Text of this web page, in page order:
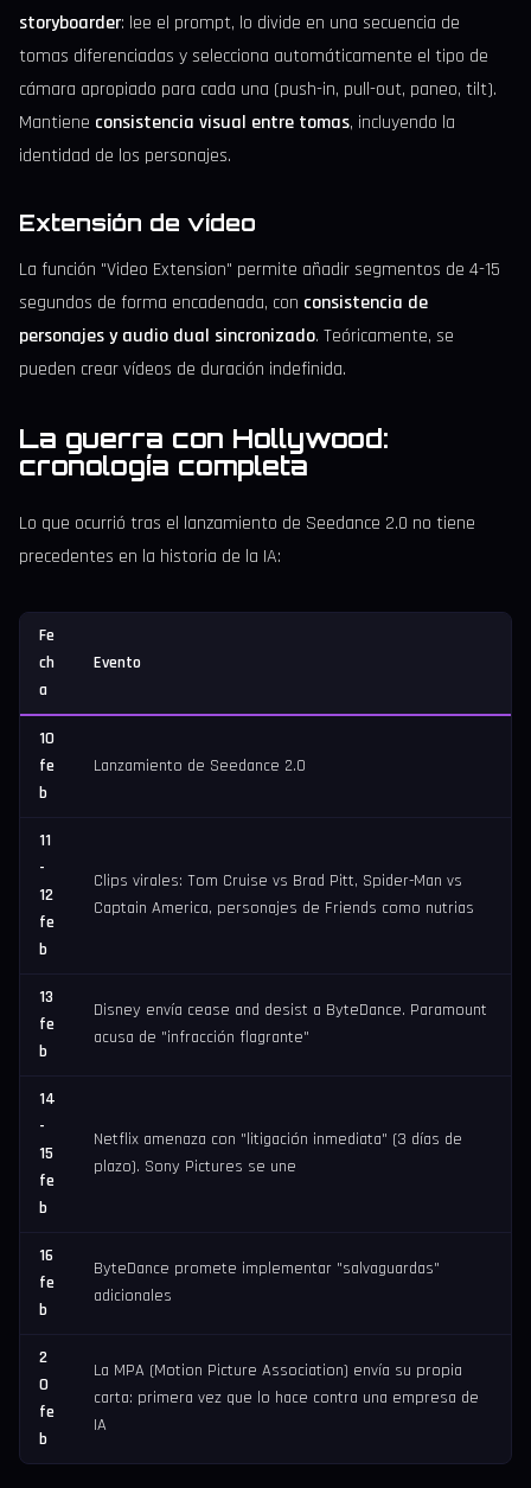
storyboarder: lee el prompt, lo divide en una secuencia de
tomas diferenciadas y selecciona automáticamente el tipo de
cámara apropiado para cada una (push-in, pull-out, paneo, tilt).
Mantiene consistencia visual entre tomas, incluyendo la
identidad de los personajes.
Extensión de vídeo
La función "Video Extension" permite añadir segmentos de 4-15
segundos de forma encadenada, con consistencia de
personajes y audio dual sincronizado. Teóricamente, se
pueden crear vídeos de duración indefinida.
La guerra con Hollywood:
cronología completa
Lo que ocurrió tras el lanzamiento de Seedance 2.0 no tiene
precedentes en la historia de la IA:
Fe
ch
a
Evento
10
fe
b
Lanzamiento de Seedance 2.0
11
-
12
fe
b
Clips virales: Tom Cruise vs Brad Pitt, Spider-Man vs
Captain America, personajes de Friends como nutrias
13
fe
b
Disney envía cease and desist a ByteDance. Paramount
acusa de "infracción flagrante"
14
-
15
fe
b
Netflix amenaza con "litigación inmediata" (3 días de
plazo). Sony Pictures se une
16
fe
b
ByteDance promete implementar "salvaguardas"
adicionales
2
0
fe
b
La MPA (Motion Picture Association) envía su propia
carta: primera vez que lo hace contra una empresa de
IA